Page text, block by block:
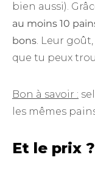
bien aussi).
au moins 10
bons. Leur
que tu peux
Bon à savoir :
les mêmes
Et le prix ?